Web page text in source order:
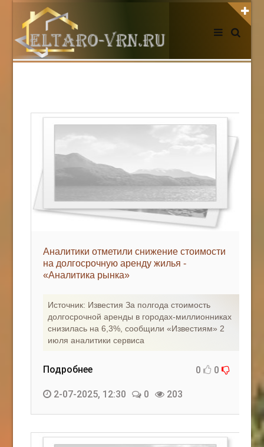
АВТОРИЗАЦИЯ НА САЙТЕ
Регистрация
НОВОСТИ СЕГОДНЯ
КАК С НАМИ СВЯЗАТЬСЯ
Edgarpo26@gmail.com
axin.ed@yandex.ru
Eltaro-Vrn.ru
@Edgarpo36
Аналитики отметили снижение стоимости
на долгосрочную аренду жилья -
«Аналитика рынка»
Источник: Известия За полгода стоимость
долгосрочной аренды в городах-миллионниках
снизилась на 6,3%, сообщили «Известиям» 2
июля аналитики сервиса
Подробнее 0 0
2-07-2025, 12:30 0 203